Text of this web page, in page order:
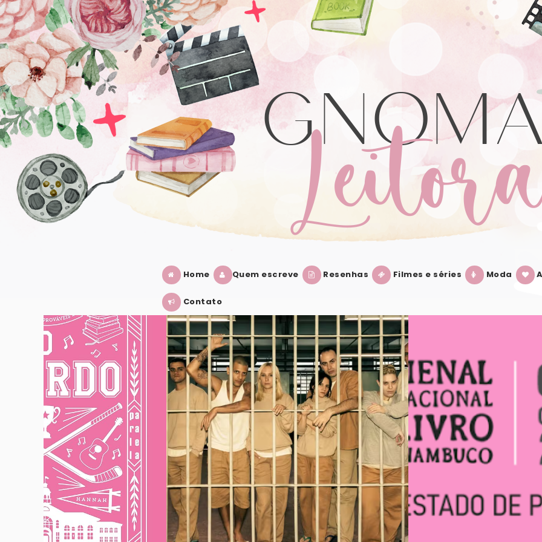
Home Quem escreve Resenhas Filmes e séries Moda
Contato
TREMEMBÉ: O QUE ACHEI DA SÉRIE?
VER POST
BIENAL INTERNACIONAL DO LIVRO DE
VER POST